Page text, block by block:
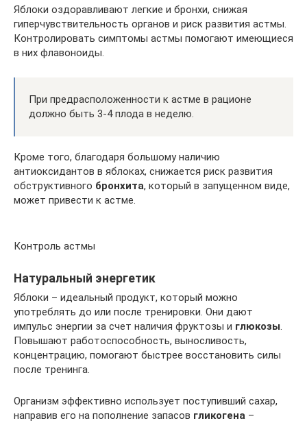
Яблоки оздоравливают легкие и бронхи, снижая
гиперчувствительность органов и риск развития астмы.
Контролировать симптомы астмы помогают имеющиеся
в них флавоноиды.
При предрасположенности к астме в рационе
должно быть 3-4 плода в неделю.
Кроме того, благодаря большому наличию
антиоксидантов в яблоках, снижается риск развития
обструктивного бронхита, который в запущенном виде,
может привести к астме.
Контроль астмы
Натуральный энергетик
Яблоки – идеальный продукт, который можно
употреблять до или после тренировки. Они дают
импульс энергии за счет наличия фруктозы и глюкозы.
Повышают работоспособность, выносливость,
концентрацию, помогают быстрее восстановить силы
после тренинга.
Организм эффективно использует поступивший сахар,
направив его на пополнение запасов гликогена –